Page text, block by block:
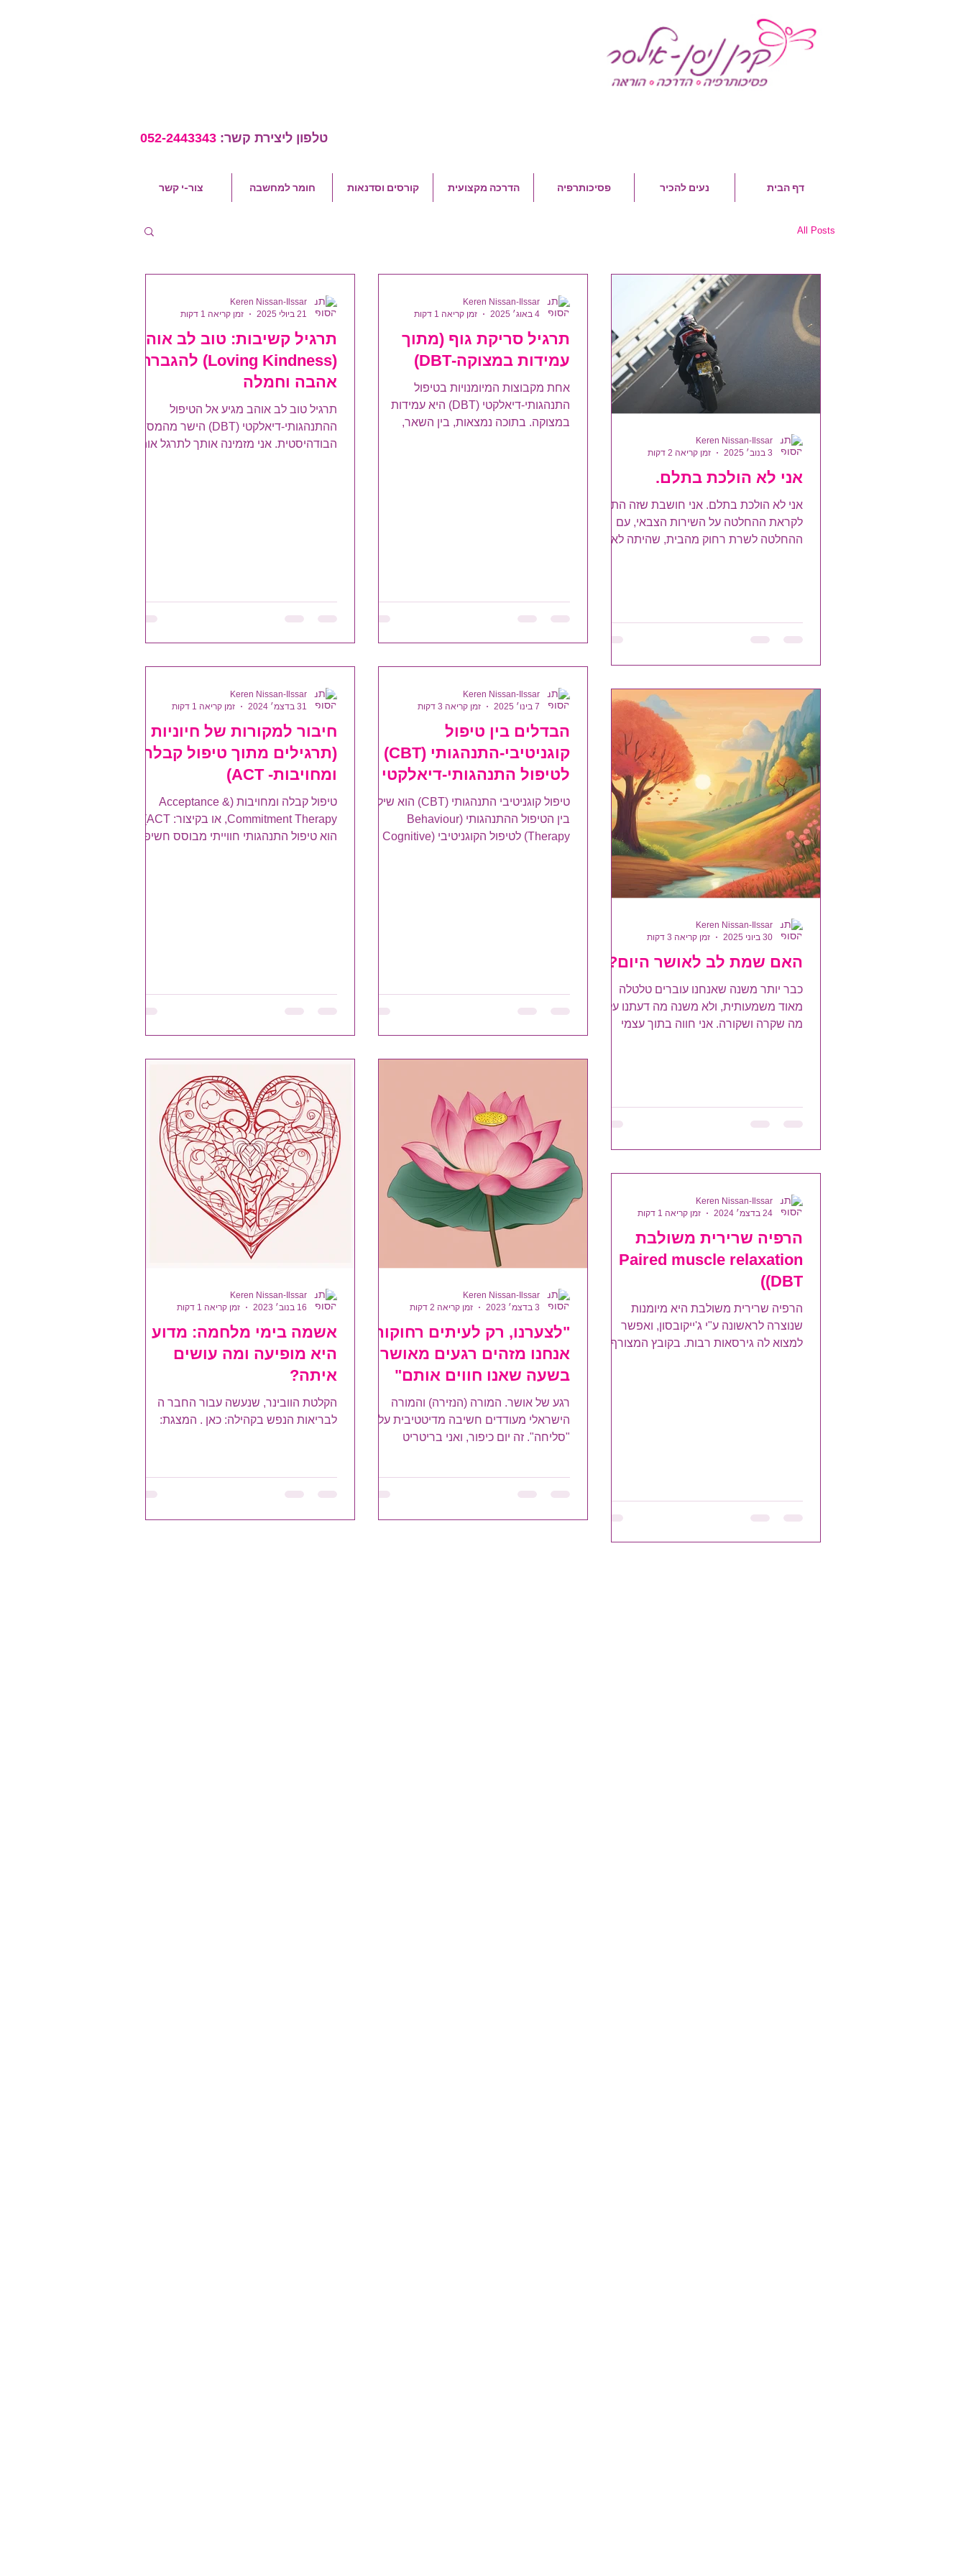
טלפון ליצירת קשר: 052-2443343
צור-י קשר חומר למחשבה קורסים וסדנאות הדרכה מקצועית פסיכותרפיה נעים להכיר דף הבית
All Posts
אני לא הולכת בתלם.
אני לא הולכת בתלם. אני חושבת שזה התחיל
לקראת ההחלטה על השירות הצבאי, עם
ההחלטה לשרת רחוק מהבית, שהיתה לא
שלי. הייתי אז בת 21. מאז עשיתי ואני עושה
עוד כמה וכמה החלטות שהיו שונות
אל המקומות שאליהם הלב לקח. שילמתי
ואני משלמת עליהן מחירים, לעיתים. וע
Keren Nissan-Ilssar
3 בנוב׳ 2025
זמן קריאה 2 דקות
תרגיל סריקת גוף (מתוך
עמידות במצוקה-DBT)
אחת מקבוצות המיומנויות בטיפול
התנהגותי-דיאלקטי (DBT) היא עמידות
במצוקה. בתוכה נמצאות, בין השאר,
Keren Nissan-Ilssar
4 באוג׳ 2025
זמן קריאה 1 דקות
תרגיל קשיבות: טוב לב אוהב
(Loving Kindness) להגברת
אהבה וחמלה
תרגיל טוב לב אוהב מגיע אל הטיפול
ההתנהגותי-דיאלקטי (DBT) הישר מהמסורת
הבודהיסטית. אני מזמינה אותך לתרגל אותו
Keren Nissan-Ilssar
21 ביולי 2025
זמן קריאה 1 דקות
האם שמת לב לאושר היום?
כבר יותר משנה שאנחנו עוברים טלטלה
מאוד משמעותית, ולא משנה מה דעתנו על
מה שקרה ושקורה. אני חווה בתוך עצמי
Keren Nissan-Ilssar
30 ביוני 2025
זמן קריאה 3 דקות
הבדלים בין טיפול
קוגניטיבי-התנהגותי (CBT)
לטיפול התנהגותי-דיאלקטי
(DBT)
טיפול קוגניטיבי התנהגותי (CBT) הוא שילוב
בין הטיפול ההתנהגותי (Behaviour
Therapy) לטיפול הקוגניטיבי (Cognitive
Keren Nissan-Ilssar
7 בינו׳ 2025
זמן קריאה 3 דקות
חיבור למקורות של חיוניות
(תרגילים מתוך טיפול קבלה
ומחויבות- ACT)
טיפול קבלה ומחויבות (Acceptance &
Commitment Therapy, או בקיצור: ACT)
הוא טיפול התנהגותי חווייתי מבוסס חשיפה.
Keren Nissan-Ilssar
31 בדצמ׳ 2024
זמן קריאה 1 דקות
הרפיה שרירית משולבת
Paired muscle relaxation
(DBT)
הרפיה שרירית משולבת היא מיומנות
שנוצרה לראשונה ע"י ג'ייקובסון, ואפשר
למצוא לה גירסאות רבות. בקובץ המצורף
Keren Nissan-Ilssar
24 בדצמ׳ 2024
זמן קריאה 1 דקות
"לצערנו, רק לעיתים רחוקות
אנחנו מזהים רגעים מאושרים
בשעה שאנו חווים אותם"
(נטליה גינצבורג)
רגע של אושר. המורה (הנזירה) והמורה
הישראלי מעודדים חשיבה מדיטטיבית על
"סליחה". זה יום כיפור, ואני בריטריט
המדבר, השמש צובעת את השמיים בצבעים
שקט. בתוך השקט עולה לפתע המחשבה:
Keren Nissan-Ilssar
3 בדצמ׳ 2023
זמן קריאה 2 דקות
אשמה בימי מלחמה: מדוע
היא מופיעה ומה עושים
איתה?
הקלטת הוובינר, שנעשה עבור החבר ה
לבריאות הנפש בקהילה: כאן . המצגת:
Keren Nissan-Ilssar
16 בנוב׳ 2023
זמן קריאה 1 דקות